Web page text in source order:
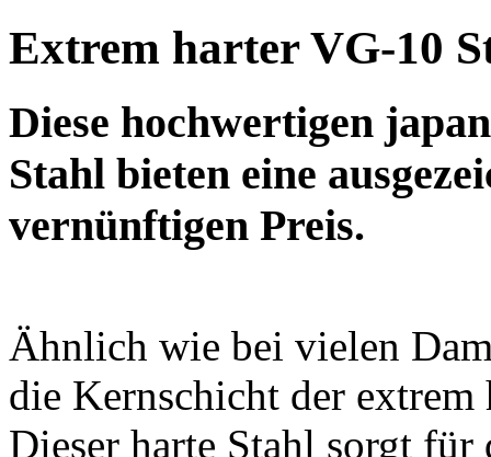
Extrem harter VG-10
Diese hochwertigen
Stahl bieten eine
vernünftigen Preis.
Ähnlich wie bei vielen
die Kernschicht der
Dieser harte Stahl sorgt für